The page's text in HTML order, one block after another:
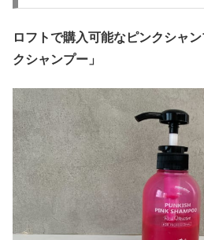
ロフトで購入可能なピンクシャ
クシャンプー」